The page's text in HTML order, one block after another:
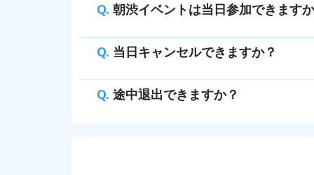
Q. 朝渋イベントは当日参加できます
Q. 当日キャンセルできますか？
Q. 途中退出できますか？